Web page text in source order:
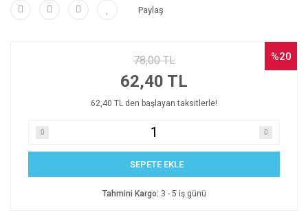
Paylaş
%20
78,00 TL
62,40 TL
62,40 TL den başlayan taksitlerle!
SEPETE EKLE
Tahmini Kargo: 3 - 5 iş günü